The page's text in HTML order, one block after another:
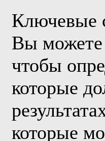
Ключевые
Вы можете
чтобы
которые
которые